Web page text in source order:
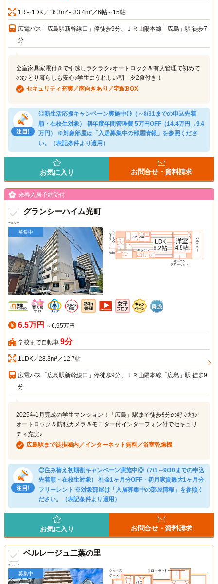
1R～1DK／16.3m²～33.4m²／6帖～15帖
広電バス「広島駅新幹線口」停徒歩9分、ＪＲ山陽本線「広島」駅 徒歩7
分
全室家具家電付きで引越しラクラク♪オートロック＆有人管理で初めて
のひとり暮らしも安心♪学生にうれしい朝・夕2食付き！
セキュリティ充実／南向きあり／宅配BOX
◎新生活応援キャンペーン実施中◎（～8/31までの申込先着
順・在校生対象） 初年度年間管理費 5万円OFF（14.4万円→9.4
万円） ※対象部屋は「入居募集中の部屋情報」を参照くださ
い。（表記条件より適用）
お気に入り お問合せ・資料請求
チェック
来春入居予約受付
グランシーハイム光町
募集中
6.5万円 ～6.95万円
学校まで自転車 9分
1LDK／28.3m²／12.7帖
広電バス「広島駅新幹線口」停徒歩9分、ＪＲ山陽本線「広島」駅 徒歩9
分
2025年1月完成の学生マンション！「広島」駅まで徒歩9分の好立地♪
オートロック＆防犯カメラ＆モニター付インターフォン付でセキュリ
ティ充実♪
広島駅まで徒歩圏内／インターネット無料／浴室乾燥機
◎住み替え初期割キャンペーン実施中◎（7/1～9/30までの申込
先着順・在校生対象） 礼金1ヶ月分OFF・初月家賃最大1ヶ月分
フリーレント ※対象部屋は「入居募集中の部屋情報」を参照く
ださい。（表記条件より適用）
お気に入り お問合せ・資料請求
チェック
ベルレージュ二葉の里
募集中